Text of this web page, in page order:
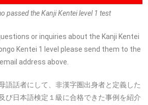
passed the Kanji Kentei level 1 test
or inquiries about the Kanji Kentei
Kentei 1 level please send them to the
email address above.
語話者にして、非漢字圏出身者と定義した
び日本語検定１級に合格できた事例を紹介